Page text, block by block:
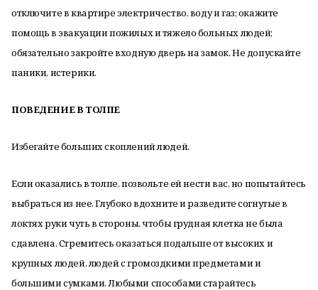
отключите в квартире электричество, воду и газ; окажите
помощь в эвакуации пожилых и тяжело больных людей;
обязательно закройте входную дверь на замок. Не допускайте
паники, истерики.
ПОВЕДЕНИЕ В ТОЛПЕ
Избегайте больших скоплений людей.
Если оказались в толпе, позвольте ей нести вас, но попытайтесь
выбраться из нее. Глубоко вдохните и разведите согнутые в
локтях руки чуть в стороны, чтобы грудная клетка не была
сдавлена. Стремитесь оказаться подальше от высоких и
крупных людей, людей с громоздкими предметами и
большими сумками. Любыми способами старайтесь